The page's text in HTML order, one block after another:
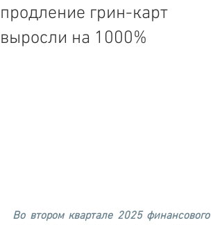
продление грин-карт
выросли на 1000%
Во втором квартале 2025 финансового